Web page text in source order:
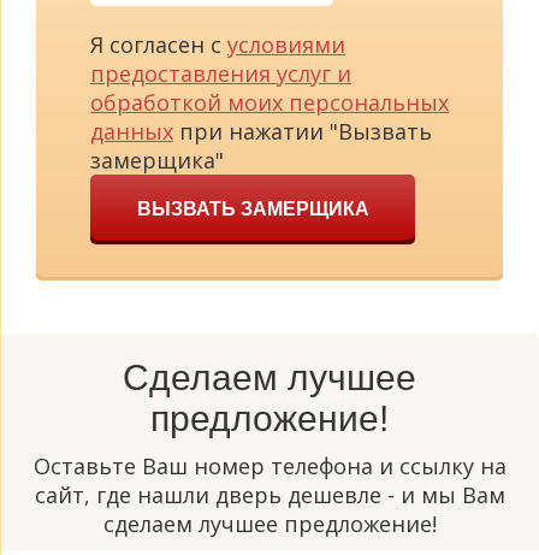
Я согласен с условиями
предоставления услуг и
обработкой моих персональных
данных при нажатии "Вызвать
замерщика"
ВЫЗВАТЬ ЗАМЕРЩИКА
Сделаем лучшее
предложение!
Оставьте Ваш номер телефона и ссылку на
сайт, где нашли дверь дешевле - и мы Вам
сделаем лучшее предложение!